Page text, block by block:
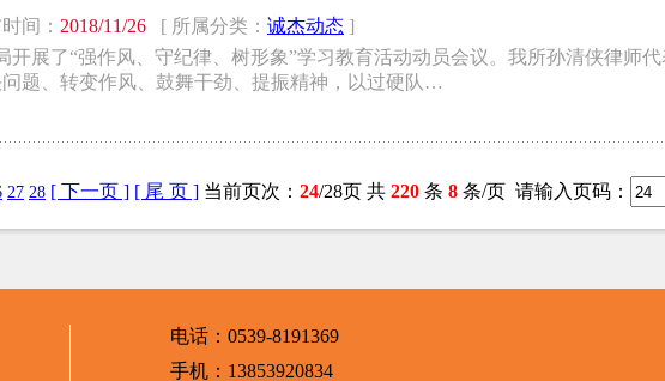
间： 2018/11/26 [ 所属分类： 诚杰动态 ]
开展了“强作风、守纪律、树形象”学习教育活动动员会议。我所孙清侠律师
题、转变作风、鼓舞干劲、提振精神，以过硬队…
27 28 [ 下一页 ] [ 尾 页 ] 当前页次： 24/28页 共 220 条 8 条/页 请输入页码：
电话：0539-8191369
手机：13853920834